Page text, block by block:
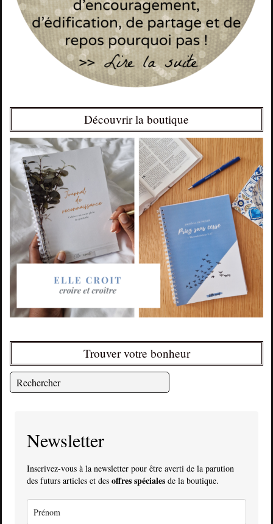
Découvrir la boutique
Trouver votre bonheur
Newsletter
Inscrivez-vous à la newsletter pour être averti de la parution
des futurs articles et des offres spéciales de la boutique.